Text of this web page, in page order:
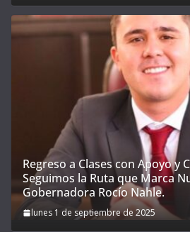
Regreso a Clases con Apoyo y
Seguimos la Ruta que Marca
Gobernadora Rocío Nahle.
lunes 1 de septiembre de 2025